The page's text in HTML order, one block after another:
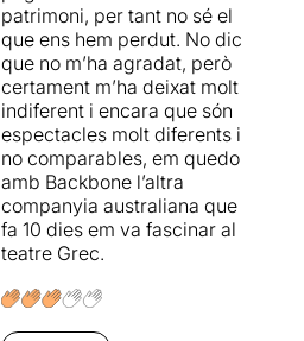
dues parts,una primera que
parla del final de les coses
amb música deSchubert
relacionada i connectada
amb la música electrònica
de la compositora sueca
Klara Lewis. Ambdues
músiques tenen el mateix
sentit amb una altra mena
de paladar musical.Els
lieder de Shubert,
d’hivern) i
patrimoni, per tant no sé el
que ens hem perdut. No dic
que no m’ha agradat, però
certament m’ha deixat molt
indiferent i encara que són
espectacles molt diferents i
no comparables, em quedo
amb Backbone l’altra
companyia australiana que
fa 10 dies em va fascinar al
teatre Grec.